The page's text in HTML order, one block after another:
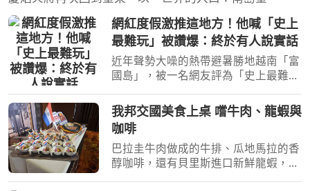
網紅度假激推這地方！他喊「史上
最難玩」被讚爆：終於有人說實話
近年聲勢大噪的熱帶避暑勝地越南「富
國島」，被一名網友評為「史上最難玩
王CTWANT] 近年聲勢大噪的熱帶避暑
勝地越南「富國島」，近日在社群平台
上引爆激烈論戰！一名網
我邦交國美食上桌 嚐牛肉、龍蝦與
咖啡
巴拉圭牛肉做成的牛排、瓜地馬拉的香
醇咖啡，還有貝里斯進口新鮮龍蝦，邦